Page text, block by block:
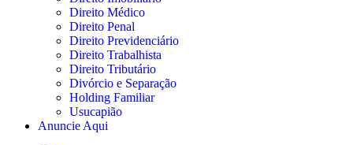
Direito Médico
Direito Penal
Direito Previdenciário
Direito Trabalhista
Direito Tributário
Divórcio e Separação
Holding Familiar
Usucapião
Anuncie Aqui